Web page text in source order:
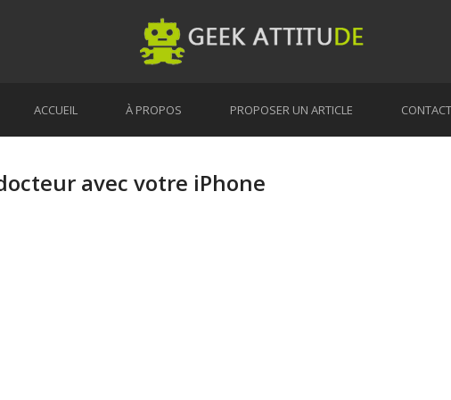
ACCUEIL À PROPOS PROPOSER UN ARTICLE CONTACT
avec votre iPhone